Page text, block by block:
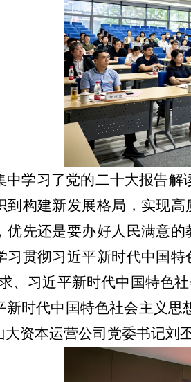
中学习了党的二十大报告解
到构建新发展格局，实现
优先还是要办好人民满意
习贯彻习近平新时代中国
、习近平新时代中国特色
新时代中国特色社会主义
资本运营公司党委书记刘